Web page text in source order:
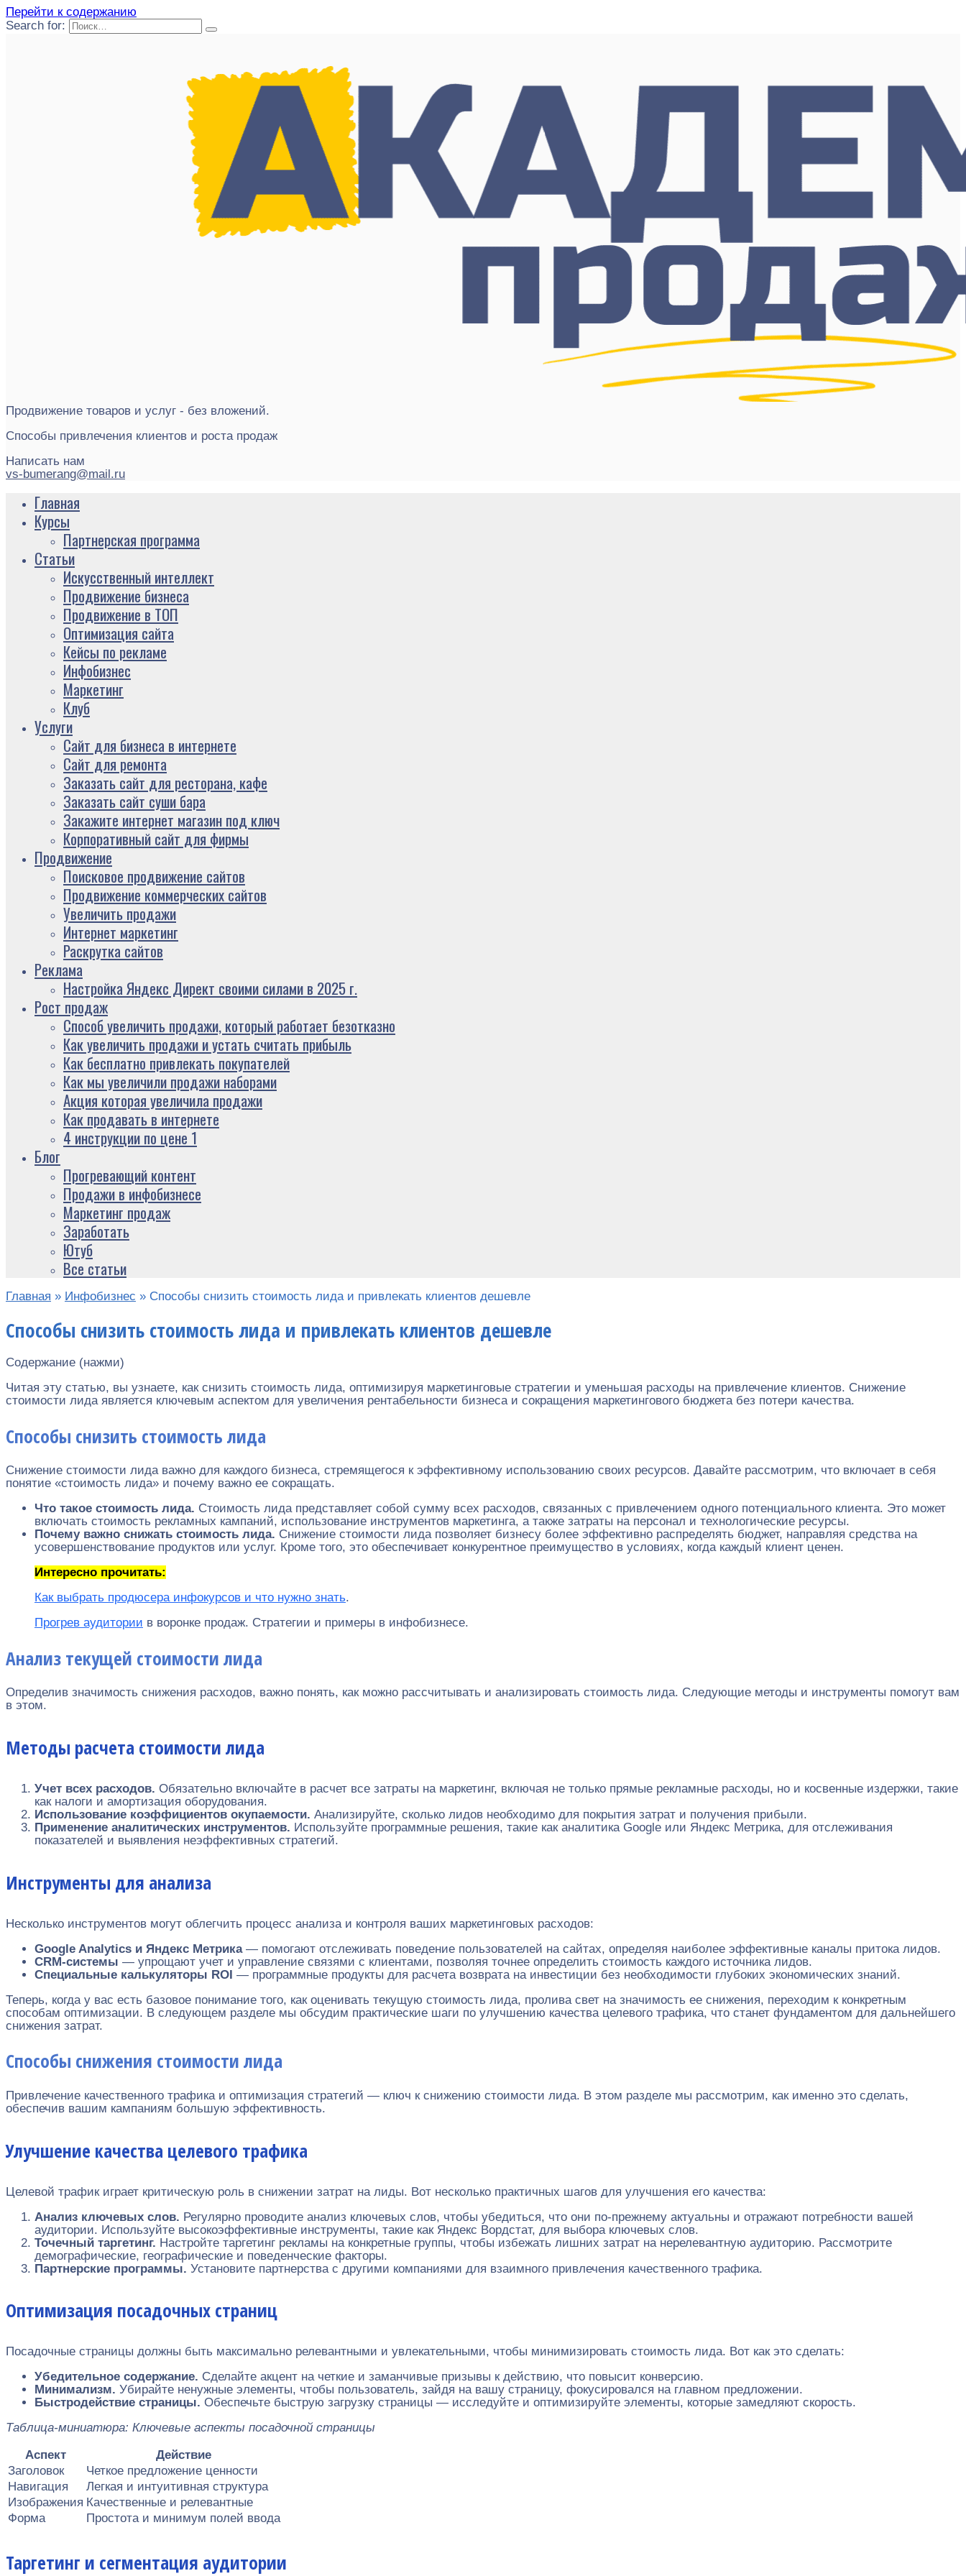
Перейти к содержанию
Search for:
Продвижение товаров и услуг - без вложений.
Способы привлечения клиентов и роста продаж
Написать нам
vs-bumerang@mail.ru
Главная
Курсы
Партнерская программа
Статьи
Искусственный интеллект
Продвижение бизнеса
Продвижение в ТОП
Оптимизация сайта
Кейсы по рекламе
Инфобизнес
Маркетинг
Клуб
Услуги
Сайт для бизнеса в интернете
Сайт для ремонта
Заказать сайт для ресторана, кафе
Заказать сайт суши бара
Закажите интернет магазин под ключ
Корпоративный сайт для фирмы
Продвижение
Поисковое продвижение сайтов
Продвижение коммерческих сайтов
Увеличить продажи
Интернет маркетинг
Раскрутка сайтов
Реклама
Настройка Яндекс Директ своими силами в 2025 г.
Рост продаж
Способ увеличить продажи, который работает безотказно
Как увеличить продажи и устать считать прибыль
Как бесплатно привлекать покупателей
Как мы увеличили продажи наборами
Акция которая увеличила продажи
Как продавать в интернете
4 инструкции по цене 1
Блог
Прогревающий контент
Продажи в инфобизнесе
Маркетинг продаж
Заработать
Ютуб
Все статьи
Главная » Инфобизнес » Способы снизить стоимость лида и привлекать клиентов дешевле
Способы снизить стоимость лида и привлекать клиентов дешевле
Содержание (нажми)
Читая эту статью, вы узнаете, как снизить стоимость лида, оптимизируя маркетинговые стратегии и уменьшая расходы на привлечение клиентов. Снижение
стоимости лида является ключевым аспектом для увеличения рентабельности бизнеса и сокращения маркетингового бюджета без потери качества.
Способы снизить стоимость лида
Снижение стоимости лида важно для каждого бизнеса, стремящегося к эффективному использованию своих ресурсов. Давайте рассмотрим, что включает в себя
понятие «стоимость лида» и почему важно ее сокращать.
Что такое стоимость лида. Стоимость лида представляет собой сумму всех расходов, связанных с привлечением одного потенциального клиента. Это может
включать стоимость рекламных кампаний, использование инструментов маркетинга, а также затраты на персонал и технологические ресурсы.
Почему важно снижать стоимость лида. Снижение стоимости лида позволяет бизнесу более эффективно распределять бюджет, направляя средства на
усовершенствование продуктов или услуг. Кроме того, это обеспечивает конкурентное преимущество в условиях, когда каждый клиент ценен.
Интересно прочитать:
Как выбрать продюсера инфокурсов и что нужно знать.
Прогрев аудитории в воронке продаж. Стратегии и примеры в инфобизнесе.
Анализ текущей стоимости лида
Определив значимость снижения расходов, важно понять, как можно рассчитывать и анализировать стоимость лида. Следующие методы и инструменты помогут вам
в этом.
Методы расчета стоимости лида
Учет всех расходов. Обязательно включайте в расчет все затраты на маркетинг, включая не только прямые рекламные расходы, но и косвенные издержки, такие
как налоги и амортизация оборудования.
Использование коэффициентов окупаемости. Анализируйте, сколько лидов необходимо для покрытия затрат и получения прибыли.
Применение аналитических инструментов. Используйте программные решения, такие как аналитика Google или Яндекс Метрика, для отслеживания
показателей и выявления неэффективных стратегий.
Инструменты для анализа
Несколько инструментов могут облегчить процесс анализа и контроля ваших маркетинговых расходов:
Google Analytics и Яндекс Метрика— помогают отслеживать поведение пользователей на сайтах, определяя наиболее эффективные каналы притока лидов.
CRM-системы — упрощают учет и управление связями с клиентами, позволяя точнее определить стоимость каждого источника лидов.
Специальные калькуляторы ROI — программные продукты для расчета возврата на инвестиции без необходимости глубоких экономических знаний.
Теперь, когда у вас есть базовое понимание того, как оценивать текущую стоимость лида, пролива свет на значимость ее снижения, переходим к конкретным
способам оптимизации. В следующем разделе мы обсудим практические шаги по улучшению качества целевого трафика, что станет фундаментом для дальнейшего
снижения затрат.
Способы снижения стоимости лида
Привлечение качественного трафика и оптимизация стратегий — ключ к снижению стоимости лида. В этом разделе мы рассмотрим, как именно это сделать,
обеспечив вашим кампаниям большую эффективность.
Улучшение качества целевого трафика
Целевой трафик играет критическую роль в снижении затрат на лиды. Вот несколько практичных шагов для улучшения его качества:
Анализ ключевых слов. Регулярно проводите анализ ключевых слов, чтобы убедиться, что они по-прежнему актуальны и отражают потребности вашей
аудитории. Используйте высокоэффективные инструменты, такие как Яндекс Вордстат, для выбора ключевых слов.
Точечный таргетинг. Настройте таргетинг рекламы на конкретные группы, чтобы избежать лишних затрат на нерелевантную аудиторию. Рассмотрите
демографические, географические и поведенческие факторы.
Партнерские программы. Установите партнерства с другими компаниями для взаимного привлечения качественного трафика.
Оптимизация посадочных страниц
Посадочные страницы должны быть максимально релевантными и увлекательными, чтобы минимизировать стоимость лида. Вот как это сделать:
Убедительное содержание. Сделайте акцент на четкие и заманчивые призывы к действию, что повысит конверсию.
Минимализм. Убирайте ненужные элементы, чтобы пользователь, зайдя на вашу страницу, фокусировался на главном предложении.
Быстродействие страницы. Обеспечьте быструю загрузку страницы — исследуйте и оптимизируйте элементы, которые замедляют скорость.
Таблица-миниатюра: Ключевые аспекты посадочной страницы
Аспект
Действие
Заголовок
Четкое предложение ценности
Навигация
Легкая и интуитивная структура
Изображения Качественные и релевантные
Форма
Простота и минимум полей ввода
Таргетинг и сегментация аудитории